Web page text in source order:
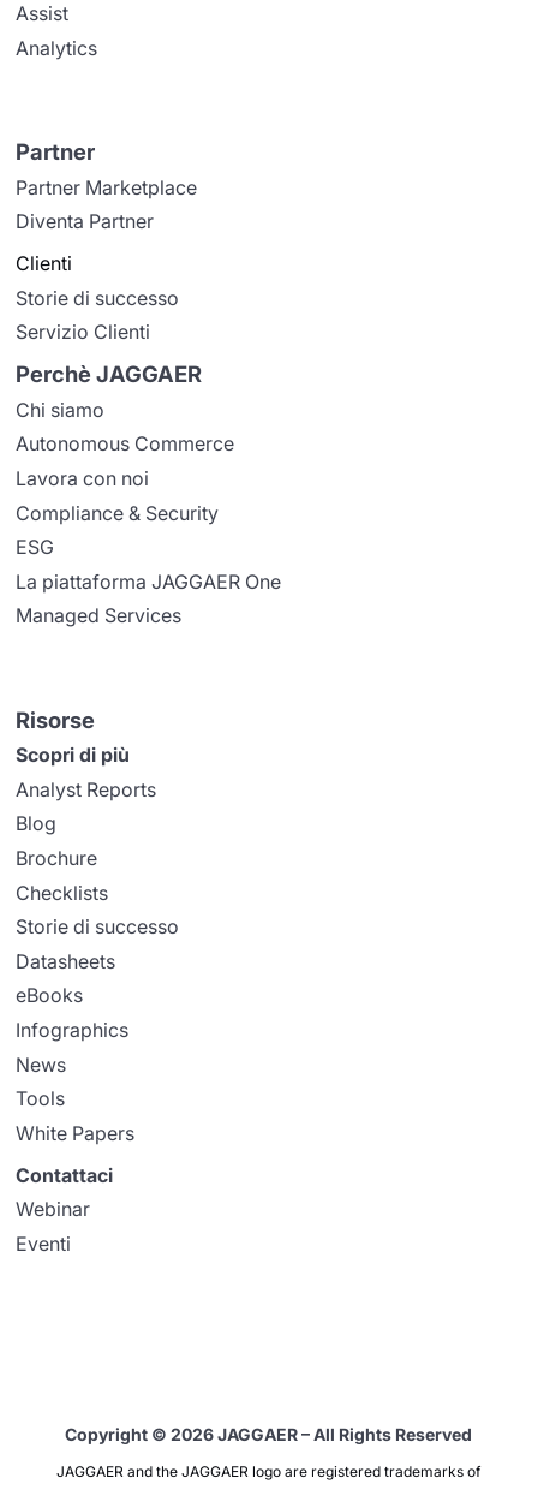
Assist
Analytics
Partner
Partner Marketplace
Diventa Partner
Clienti
Storie di successo
Servizio Clienti
Perchè JAGGAER
Chi siamo
Autonomous Commerce
Lavora con noi
Compliance & Security
ESG
La piattaforma JAGGAER One
Managed Services
Risorse
Scopri di più
Analyst Reports
Blog
Brochure
Checklists
Storie di successo
Datasheets
eBooks
Infographics
News
Tools
White Papers
Contattaci
Webinar
Eventi
Copyright © 2026 JAGGAER – All Rights Reserved
JAGGAER and the JAGGAER logo are registered trademarks of